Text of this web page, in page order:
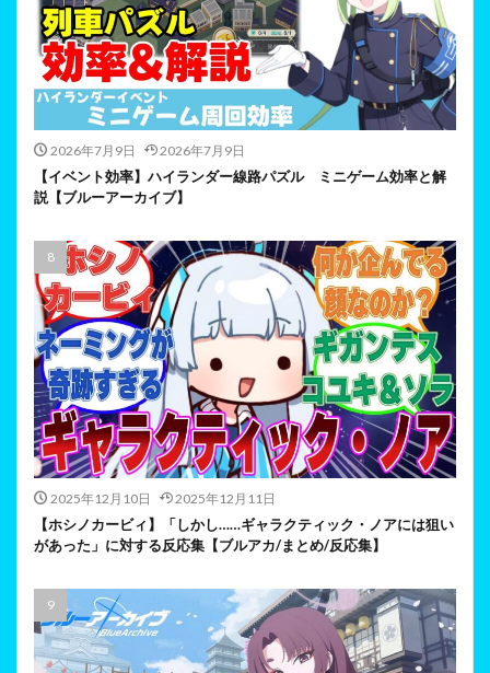
2026年7月9日 2026年7月9日
【イベント効率】ハイランダー線路パズル ミニゲーム効率と解
説【ブルーアーカイブ】
2025年12月10日 2025年12月11日
【ホシノカービィ】「しかし……ギャラクティック・ノアには狙い
があった」に対する反応集【ブルアカ/まとめ/反応集】